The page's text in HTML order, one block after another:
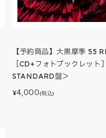
【予約商品】大黒摩季 55
［CD+フォトブックレット
STANDARD盤＞
¥4,000(税込)